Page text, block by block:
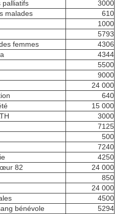
3000
malades
610
1000
5793
femmes
4306
4344
5500
9000
24 000
640
15 000
3000
7125
500
7240
4250
82
24 000
850
24 000
4500
bénévole
5294